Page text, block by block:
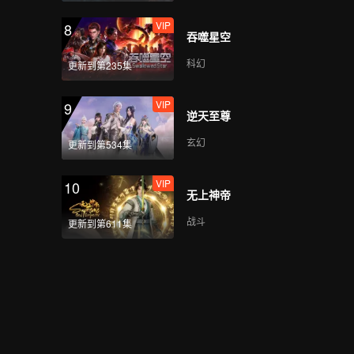
8
更新到第235集
VIP
吞噬星空
科幻
9
更新到第534集
VIP
逆天至尊
玄幻
10
更新到第611集
VIP
无上神帝
战斗